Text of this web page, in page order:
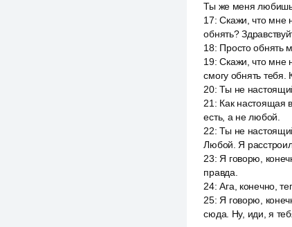
Ты же меня
17:Скажи, что мне
обнять?
18: Просто обнять
19:Скажи, что мне
смогу обнять тебя.
20:Ты не
21 : Как настоящая
есть, а не любой.
22:Ты не
Любой. Я
23: Я говорю,
правда.
24:Ага, конечно,
25: Я говорю,
сюда. Ну, иди, я